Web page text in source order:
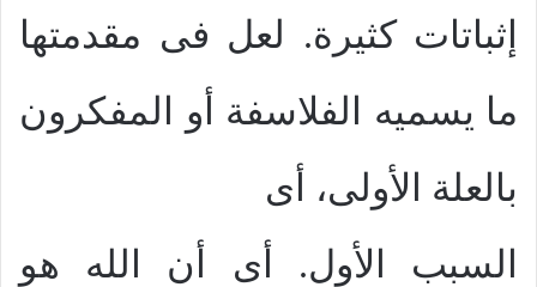
إثباتات كثيرة. لعل فى مقدمتها
ما يسميه الفلاسفة أو المفكرون
بالعلة الأولى، أى
السبب الأول. أى أن الله هو